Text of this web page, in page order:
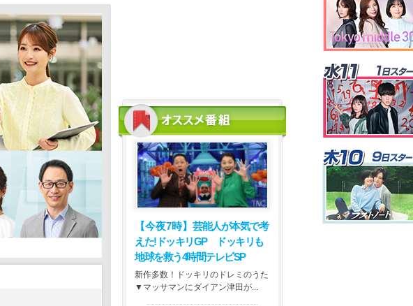
【今夜7時】 芸能人が本気で考
えた!ドッキリGP ドッキリも
地球を救う4時間テレビSP
新作多数！ドッキリのドレミのうた
▼マッサマンにダイアン津田が...